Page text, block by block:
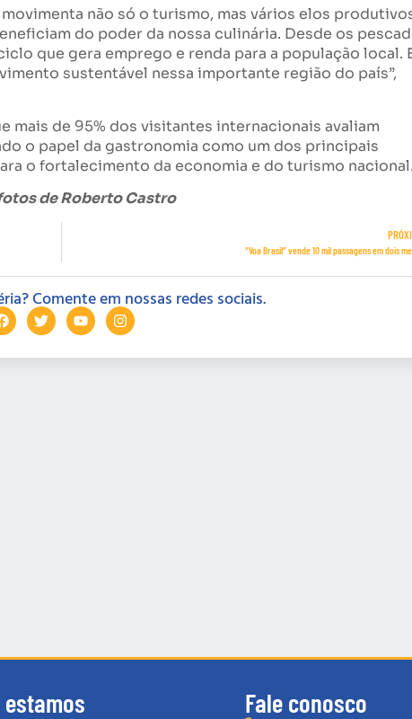
não só o turismo, mas vários elos
do poder da nossa culinária. Desde os
que gera emprego e renda para a população local.
sustentável nessa importante região do país”,
mais de 95% dos visitantes internacionais avaliam
o papel da gastronomia como um dos principais
o fortalecimento da economia e do turismo nacional.
de Roberto Castro
“Voa Brasil” vende 10 mil passagens em dois
Comente em nossas redes sociais.
estamos Fale conosco